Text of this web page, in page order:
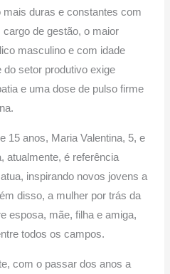
duras e constantes com
de gestão, o maior
masculino e com idade
setor produtivo exige
e uma dose de pulso firme
15 anos, Maria Valentina, 5, e
atualmente, é referência
inspirando novos jovens a
disso, a mulher por trás da
esposa, mãe, filha e amiga,
todos os campos.
com o passar dos anos a